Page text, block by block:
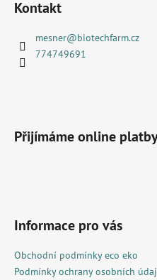
Kontakt
mesner@biotechfarm.cz
774749691
Přijímáme online
Informace pro vás
Obchodní podmínky eco eko
Podmínky ochrany osobních